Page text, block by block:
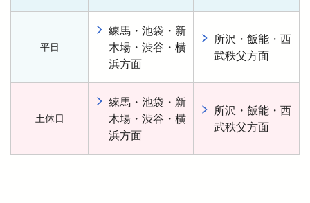
平日
練馬・池袋・新
木場・渋谷・横
浜方面
所沢・飯能・西
武秩父方面
土休日
練馬・池袋・新
木場・渋谷・横
浜方面
所沢・飯能・西
武秩父方面